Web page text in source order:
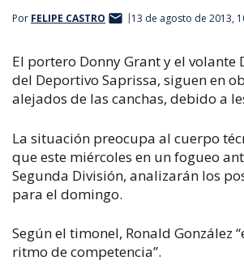
Por FELIPE CASTRO 13 de agosto de 2013,
El portero Donny Grant y el volante
del Deportivo Saprissa, siguen en
alejados de las canchas, debido a
La situación preocupa al cuerpo
que este miércoles en un fogueo
Segunda División, analizarán los
para el domingo.
Según el timonel, Ronald González
ritmo de competencia”.